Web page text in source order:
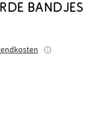
BANDJES